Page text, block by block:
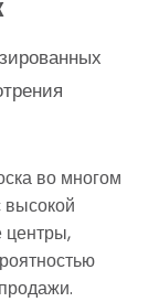
во многом
высокой
центры,